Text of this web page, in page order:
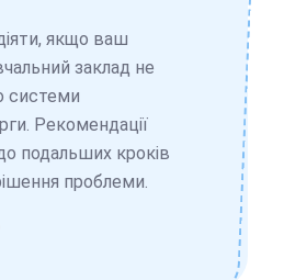
якщо ваш
заклад не
системи
Рекомендації
подальших кроків
проблеми.